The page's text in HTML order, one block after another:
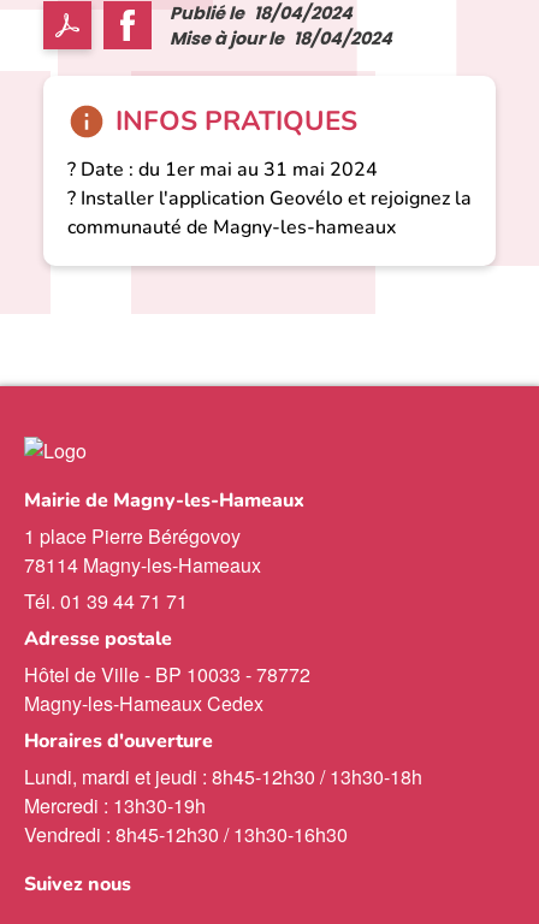
Publié le 18/04/2024
Mise à jour le 18/04/2024
INFOS PRATIQUES
? Date : du 1er mai au 31 mai 2024
?️ Installer l'application Geovélo et rejoignez la
communauté de Magny-les-hameaux
Mairie de Magny-les-Hameaux
1 place Pierre Bérégovoy
78114 Magny-les-Hameaux
Tél. 01 39 44 71 71
Adresse postale
Hôtel de Ville - BP 10033 - 78772
Magny-les-Hameaux Cedex
Horaires d'ouverture
Lundi, mardi et jeudi : 8h45-12h30 / 13h30-18h
Mercredi : 13h30-19h
Vendredi : 8h45-12h30 / 13h30-16h30
Suivez nous